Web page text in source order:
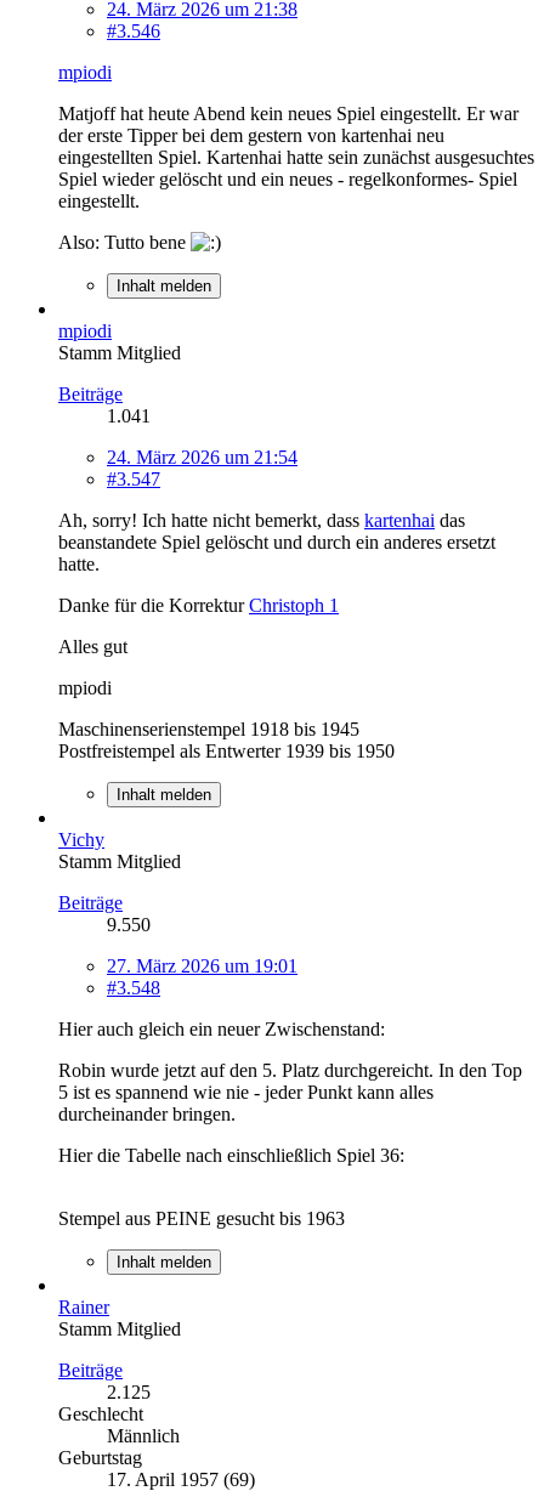
24. März 2026 um 21:38
#3.546
mpiodi
Matjoff hat heute Abend kein neues Spiel eingestellt. Er war
der erste Tipper bei dem gestern von kartenhai neu
eingestellten Spiel. Kartenhai hatte sein zunächst ausgesuchtes
Spiel wieder gelöscht und ein neues - regelkonformes- Spiel
eingestellt.
Also: Tutto bene
Inhalt melden
mpiodi
Stamm Mitglied
Beiträge
1.041
24. März 2026 um 21:54
#3.547
Ah, sorry! Ich hatte nicht bemerkt, dass kartenhai das
beanstandete Spiel gelöscht und durch ein anderes ersetzt
hatte.
Danke für die KorrekturChristoph 1
Alles gut
mpiodi
Maschinenserienstempel 1918 bis 1945
Postfreistempel als Entwerter 1939 bis 1950
Inhalt melden
Vichy
Stamm Mitglied
Beiträge
9.550
27. März 2026 um 19:01
#3.548
Hier auch gleich ein neuer Zwischenstand:
Robin wurde jetzt auf den 5. Platz durchgereicht. In den Top
5 ist es spannend wie nie - jeder Punkt kann alles
durcheinander bringen.
Hier die Tabelle nach einschließlich Spiel 36:
Stempel aus PEINE gesucht bis 1963
Inhalt melden
Rainer
Stamm Mitglied
Beiträge
2.125
Geschlecht
Männlich
Geburtstag
17. April 1957 (69)